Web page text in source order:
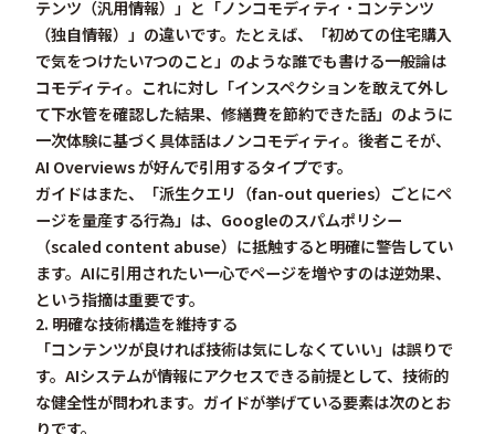
テンツ（汎用情報）」と「ノンコモディティ・コンテンツ
（独自情報）」 の違いです。たとえば、「初めての住宅購入
で気をつけたい7つのこと」のような誰でも書ける一般論は
コモディティ。これに対し「インスペクションを敢えて外し
て下水管を確認した結果、修繕費を節約できた話」のように
一次体験に基づく具体話はノンコモディティ。後者こそが、
AI Overviews が好んで引用するタイプです。
ガイドはまた、
「派生クエリ（fan-out queries）ごとにペ
ージを量産する行為」は、Googleのスパムポリシー
（scaled content abuse）に抵触すると明確に警告してい
ます。AIに引用されたい一心でページを増やすのは逆効果、
という指摘は重要です。
2. 明確な技術構造を維持する
「コンテンツが良ければ技術は気にしなくていい」は誤りで
す。AIシステムが情報にアクセスできる前提として、技術的
な健全性が問われます。ガイドが挙げている要素は次のとお
りです。